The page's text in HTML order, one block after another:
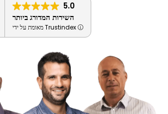
5.0
השירות המדורג ביותר
מאומת על ידי Trustindex